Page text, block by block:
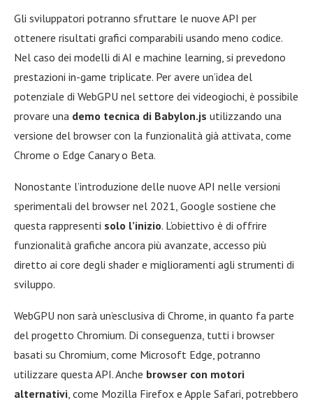
Gli sviluppatori potranno sfruttare le nuove API per
ottenere risultati grafici comparabili usando meno codice.
Nel caso dei modelli di AI e machine learning, si prevedono
prestazioni in-game triplicate. Per avere un’idea del
potenziale di WebGPU nel settore dei videogiochi, è possibile
provare una demo tecnica di Babylon.js utilizzando una
versione del browser con la funzionalità già attivata, come
Chrome o Edge Canary o Beta.
Nonostante l’introduzione delle nuove API nelle versioni
sperimentali del browser nel 2021, Google sostiene che
questa rappresenti solo l’inizio. L’obiettivo è di offrire
funzionalità grafiche ancora più avanzate, accesso più
diretto ai core degli shader e miglioramenti agli strumenti di
sviluppo.
WebGPU non sarà un’esclusiva di Chrome, in quanto fa parte
del progetto Chromium. Di conseguenza, tutti i browser
basati su Chromium, come Microsoft Edge, potranno
utilizzare questa API. Anche browser con motori
alternativi, come Mozilla Firefox e Apple Safari, potrebbero